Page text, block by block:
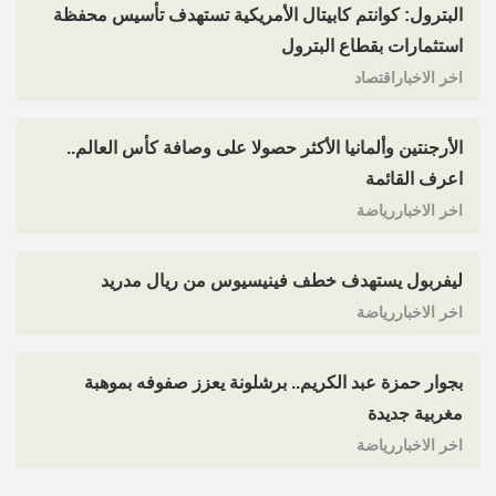
البترول: كوانتم كابيتال الأمريكية تستهدف تأسيس محفظة
استثمارات بقطاع البترول
اخر الاخباراقتصاد
الأرجنتين وألمانيا الأكثر حصولا على وصافة كأس العالم..
اعرف القائمة
اخر الاخباررياضة
ليفربول يستهدف خطف فينيسيوس من ريال مدريد
اخر الاخباررياضة
بجوار حمزة عبد الكريم.. برشلونة يعزز صفوفه بموهبة
مغربية جديدة
اخر الاخباررياضة